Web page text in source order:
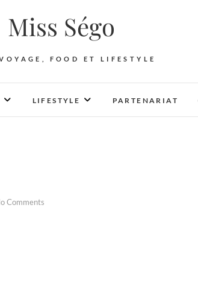
Miss Ségo
FOOD ET LIFESTYLE
LIFESTYLE PARTENARIAT
Comments